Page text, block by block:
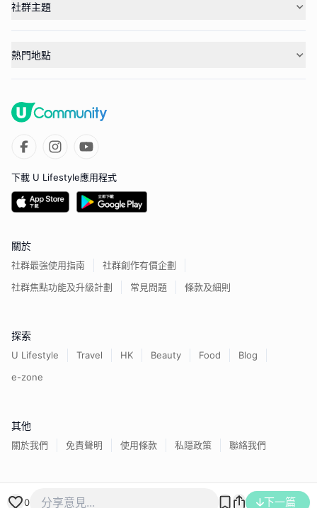
0 下一篇
社群主題
熱門地點
下載 U Lifestyle應用程式
關於
社群最強使用指南
社群創作有價企劃
社群焦點功能及升級計劃
常見問題 條款及細則
探索
U Lifestyle Travel HK Beauty Food
Blog
e-zone
其他
關於我們 免責聲明 使用條款 私隱政策 聯絡我們
香港經濟日報版權所有©